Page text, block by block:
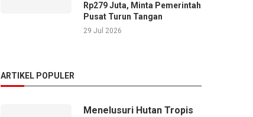
Rp279 Juta, Minta Pemerintah
Pusat Turun Tangan
29 Jul 2026
ARTIKEL POPULER
Menelusuri Hutan Tropis